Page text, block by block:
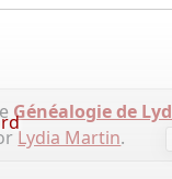
Généalogie de
Lydia Martin.